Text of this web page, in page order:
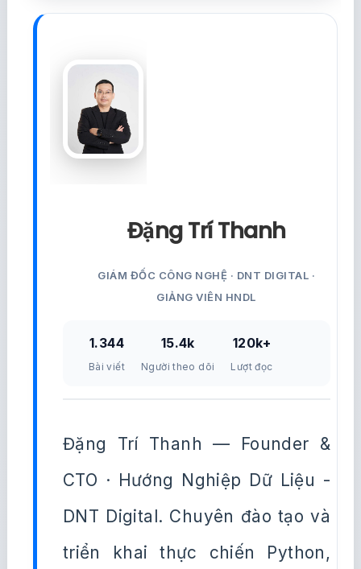
Đặng Trí Thanh
GIÁM ĐỐC CÔNG NGHỆ · DNT DIGITAL ·
GIẢNG VIÊN HNDL
1.344
Bài viết
15.4k
Người theo dõi
120k+
Lượt đọc
Đặng Trí Thanh — Founder &
CTO · Hướng Nghiệp Dữ Liệu -
DNT Digital. Chuyên đào tạo và
triển khai thực chiến Python,